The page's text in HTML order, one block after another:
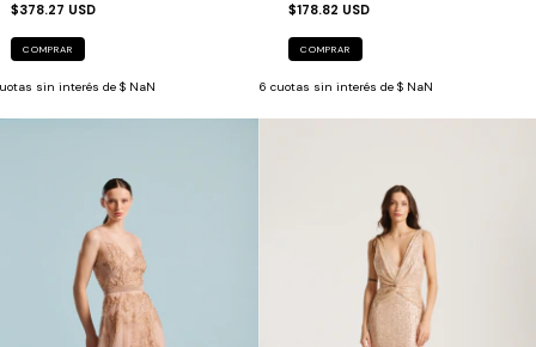
$378.27 USD
COMPRAR
sin interés de $ NaN
$178.82 USD
COMPRAR
6 cuotas sin interés de $ NaN